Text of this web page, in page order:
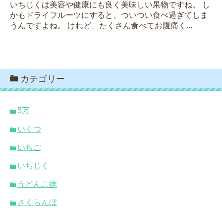
いちじくは美容や健康にも良く美味しい果物ですね。 し
かもドライフルーツにすると、ついつい食べ過ぎてしま
うんですよね。 けれど、たくさん食べてお腹痛く...
カテゴリー
5万
いくつ
いちご
いちじく
うどんこ病
さくらんぼ